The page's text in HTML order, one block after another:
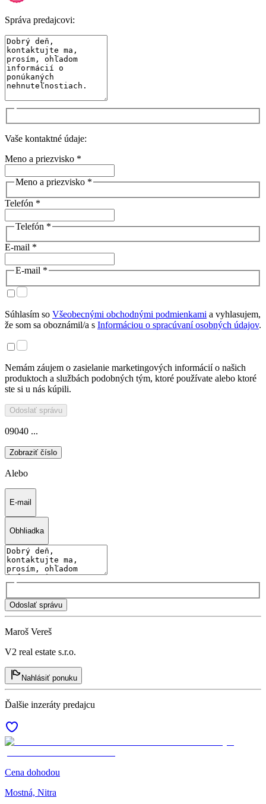
Správa predajcovi:
Vaše kontaktné údaje:
Meno a priezvisko *
Meno a priezvisko *
Telefón *
Telefón *
E-mail *
E-mail *
Súhlasím so Všeobecnými obchodnými podmienkami a vyhlasujem,
že som sa oboznámil/a s Informáciou o spracúvaní osobných údajov.
Nemám záujem o zasielanie marketingových informácií o našich
produktoch a službách podobných tým, ktoré používate alebo ktoré
ste si u nás kúpili.
Odoslať správu
09040 ...
Zobraziť číslo
Alebo
E-mail
Obhliadka
Odoslať správu
Maroš Vereš
V2 real estate s.r.o.
Nahlásiť ponuku
Ďalšie inzeráty predajcu
Cena dohodou
Mostná, Nitra